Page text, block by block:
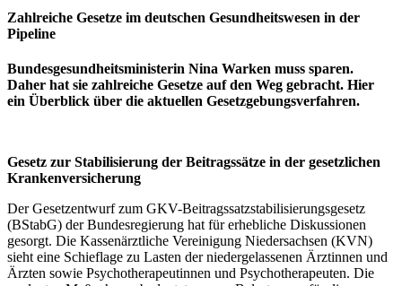
Zahlreiche Gesetze im deutschen Gesundheitswesen in der
Pipeline
Bundesgesundheitsministerin Nina Warken muss sparen.
Daher hat sie zahlreiche Gesetze auf den Weg gebracht. Hier
ein Überblick über die aktuellen Gesetzgebungsverfahren.
Gesetz zur Stabilisierung der Beitragssätze in der gesetzlichen
Krankenversicherung
Der Gesetzentwurf zum GKV-Beitragssatzstabilisierungsgesetz
(BStabG) der Bundesregierung hat für erhebliche Diskussionen
gesorgt. Die Kassenärztliche Vereinigung Niedersachsen (KVN)
sieht eine Schieflage zu Lasten der niedergelassenen Ärztinnen und
Ärzten sowie Psychotherapeutinnen und Psychotherapeuten. Die